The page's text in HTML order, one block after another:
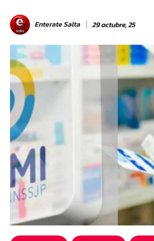
Enterate Salta 29 octubre, 25